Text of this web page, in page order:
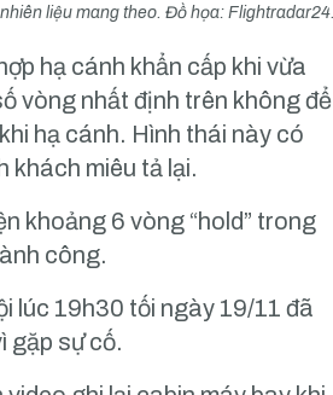
liệu mang theo. Đồ họa: Flightradar24.
hạ cánh khẩn cấp khi vừa
vòng nhất định trên không để
hạ cánh. Hình thái này có
khách miêu tả lại.
khoảng 6 vòng “hold” trong
công.
lúc 19h30 tối ngày 19/11 đã
gặp sự cố.